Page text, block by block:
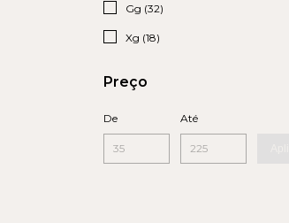
Gg (32)
Xg (18)
Preço
De Até